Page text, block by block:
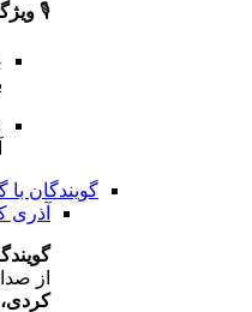
🎙️
گویندگان
آذری
از